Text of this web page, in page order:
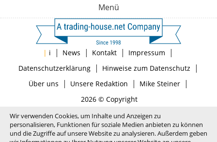
Menü
| i | News | Kontakt | Impressum |
Datenschutzerklärung| Hinweise zum Datenschutz |
Über uns | Unsere Redaktion | Mike Steiner|
2026 © Copyright
Wir verwenden Cookies, um Inhalte und Anzeigen zu
personalisieren, Funktionen für soziale Medien anbieten zu können
und die Zugriffe auf unsere Website zu analysieren. Außerdem geben